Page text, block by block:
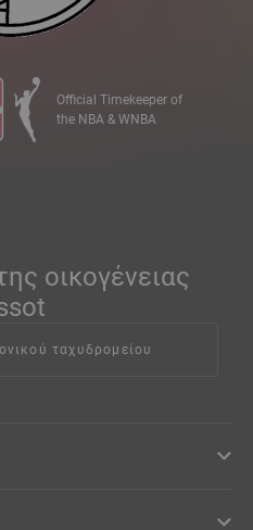
Official Timekeeper of
the NBA & WNBA
οικογένειας
ταχυδρομείου